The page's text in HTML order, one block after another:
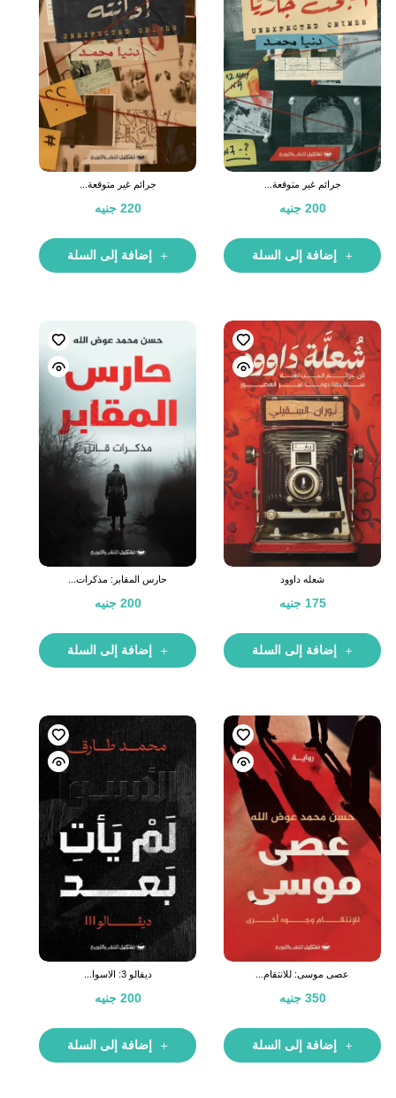
جرائم غير متوقعة...
200 جنيه
إضافة إلى السلة
جرائم غير متوقعة...
220 جنيه
إضافة إلى السلة
شعله داوود
175 جنيه
إضافة إلى السلة
حارس المقابر: مذكرات...
200 جنيه
إضافة إلى السلة
عصى موسى: للانتقام...
350 جنيه
إضافة إلى السلة
ديفالو 3: الاسوا...
200 جنيه
إضافة إلى السلة